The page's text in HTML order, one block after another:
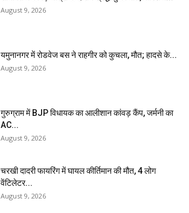
August 9, 2026
यमुनानगर में रोडवेज बस ने राहगीर को कुचला, मौत; हादसे के...
August 9, 2026
गुरुग्राम में BJP विधायक का आलीशान कांवड़ कैंप, जर्मनी का
AC...
August 9, 2026
चरखी दादरी फायरिंग में घायल कीर्तिमान की मौत, 4 लोग
वेंटिलेटर...
August 9, 2026